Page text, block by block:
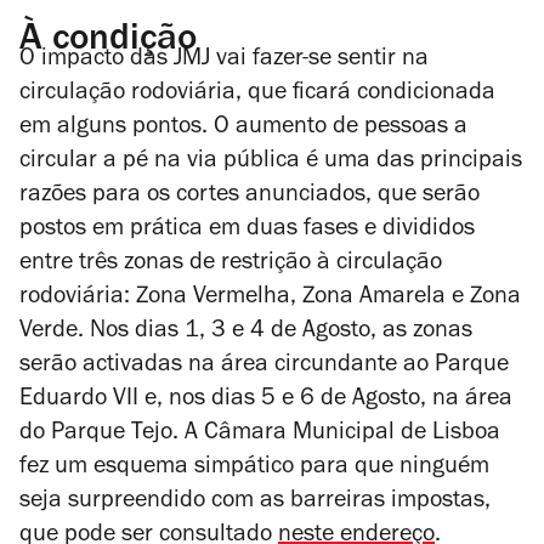
À condição
O impacto das JMJ vai fazer-se sentir na
circulação rodoviária, que ficará condicionada
em alguns pontos. O aumento de pessoas a
circular a pé na via pública é uma das principais
razões para os cortes anunciados, que serão
postos em prática em duas fases e divididos
entre três zonas de restrição à circulação
rodoviária: Zona Vermelha, Zona Amarela e Zona
Verde. Nos dias 1, 3 e 4 de Agosto, as zonas
serão activadas na área circundante ao Parque
Eduardo VII e, nos dias 5 e 6 de Agosto, na área
do Parque Tejo. A Câmara Municipal de Lisboa
fez um esquema simpático para que ninguém
seja surpreendido com as barreiras impostas,
que pode ser consultado neste endereço.